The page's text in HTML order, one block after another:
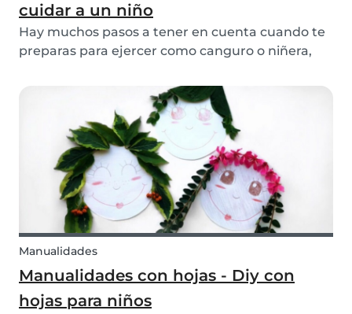
cuidar a un niño
Hay muchos pasos a tener en cuenta cuando te
preparas para ejercer como canguro o niñera,
familias hasta triunfar en la entrevista. Sin
embargo, uno de los pasos finales más
importantes es h...
Manualidades
Manualidades con hojas - Diy con
hojas para niños